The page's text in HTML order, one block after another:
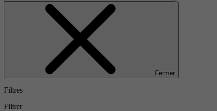
Fermer
Filtres
Filtrer